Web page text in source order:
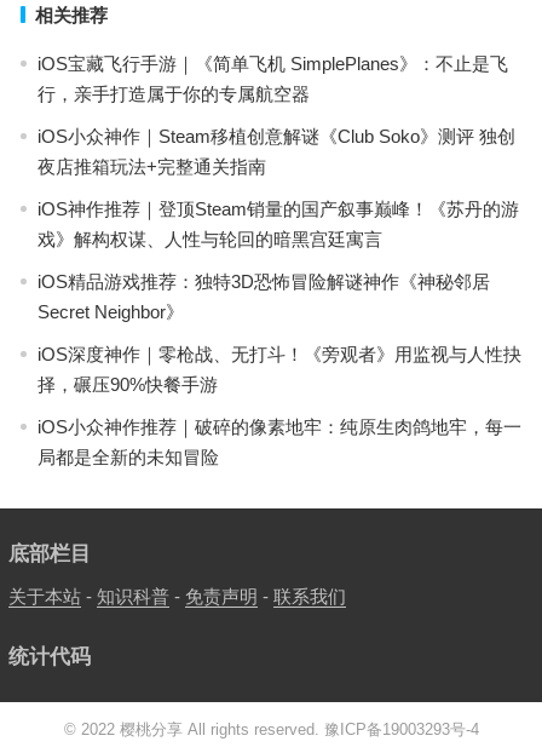
相关推荐
iOS宝藏飞行手游｜《简单飞机 SimplePlanes》：不止是飞
行，亲手打造属于你的专属航空器
iOS小众神作｜Steam移植创意解谜《Club Soko》测评 独创
夜店推箱玩法+完整通关指南
iOS神作推荐｜登顶Steam销量的国产叙事巅峰！《苏丹的游
戏》解构权谋、人性与轮回的暗黑宫廷寓言
iOS精品游戏推荐：独特3D恐怖冒险解谜神作《神秘邻居
Secret Neighbor》
iOS深度神作｜零枪战、无打斗！《旁观者》用监视与人性抉
择，碾压90%快餐手游
iOS小众神作推荐｜破碎的像素地牢：纯原生肉鸽地牢，每一
局都是全新的未知冒险
底部栏目
关于本站- 知识科普- 免责声明 - 联系我们
统计代码
© 2022 樱桃分享 All rights reserved. 豫ICP备19003293号-4